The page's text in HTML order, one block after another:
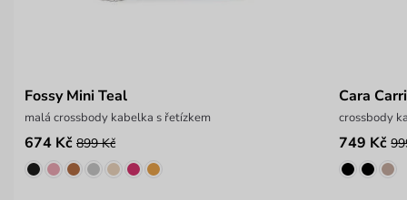
Fossy Mini Teal
malá crossbody kabelka s řetízkem
674 Kč 899 Kč
Cara
crossbody
749 Kč